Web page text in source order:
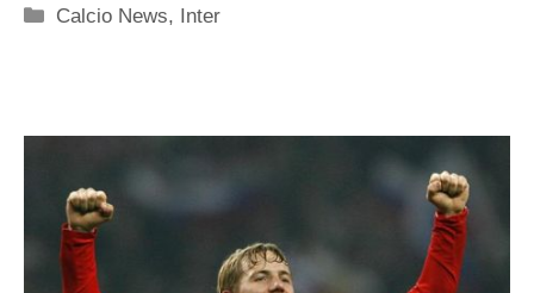
Categorie
Calcio News, Inter